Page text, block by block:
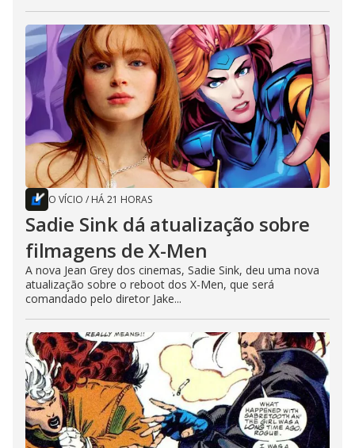
O VÍCIO / HÁ 21 HORAS
Sadie Sink dá atualização sobre
filmagens de X-Men
A nova Jean Grey dos cinemas, Sadie Sink, deu uma nova
atualização sobre o reboot dos X-Men, que será
comandado pelo diretor Jake...